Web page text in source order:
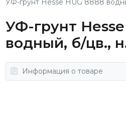
УФ-грунт
водный, б/цв.,
Информация о товаре